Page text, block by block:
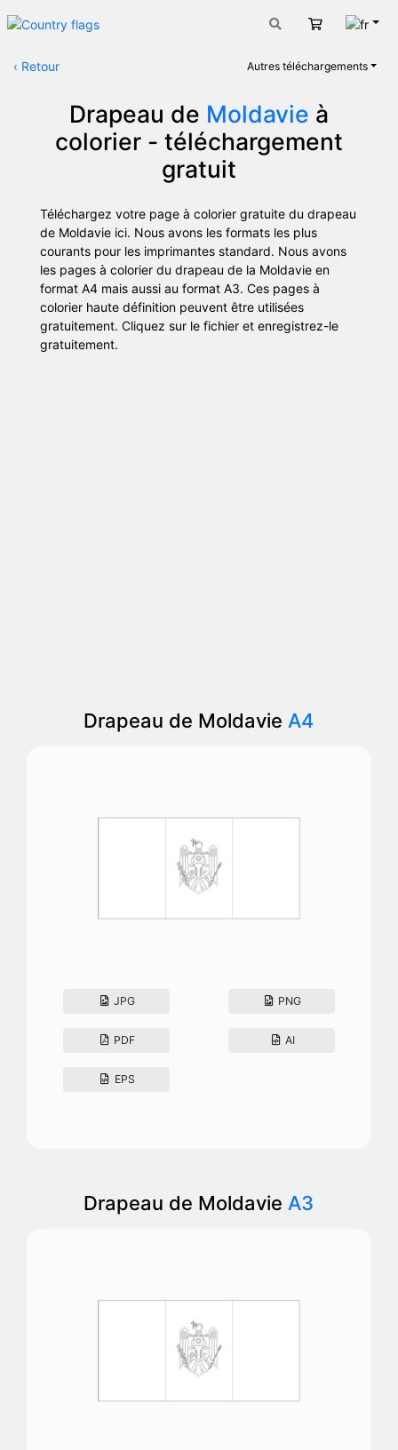
Panier
‹ Retour Autres téléchargements
Drapeau de Moldavie à
colorier - téléchargement
gratuit
Téléchargez votre page à colorier gratuite du drapeau
de Moldavie ici. Nous avons les formats les plus
courants pour les imprimantes standard. Nous avons
les pages à colorier du drapeau de la Moldavie en
format A4 mais aussi au format A3. Ces pages à
colorier haute définition peuvent être utilisées
gratuitement. Cliquez sur le fichier et enregistrez-le
gratuitement.
Drapeau de Moldavie A4
JPG PNG
PDF AI
EPS
Drapeau de Moldavie A3